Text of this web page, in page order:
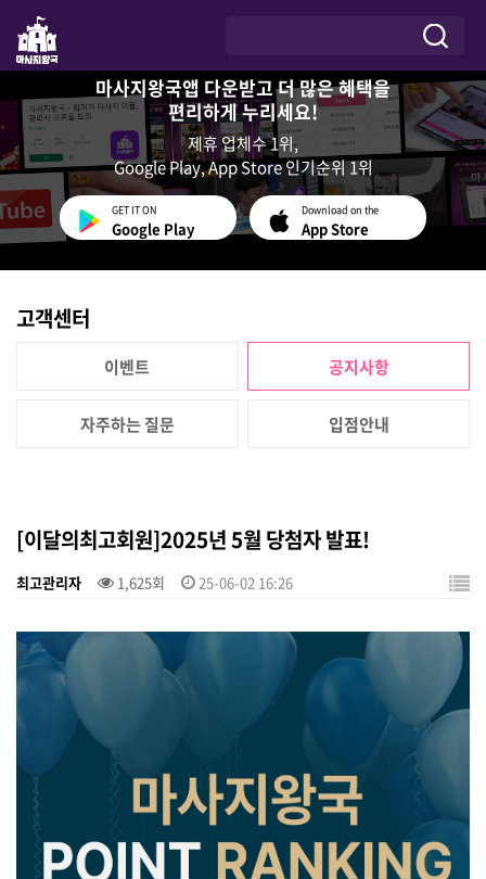
마사지왕국앱 다운받고 더 많은 혜택을
편리하게 누리세요!
제휴 업체수 1위,
Google Play, App Store 인기순위 1위
GET IT ON
Google Play
Download on the
App Store
고객센터
이벤트 공지사항
자주하는 질문 입점안내
[이달의최고회원]2025년 5월 당첨자 발표!
최고관리자 1,625회 25-06-02 16:26